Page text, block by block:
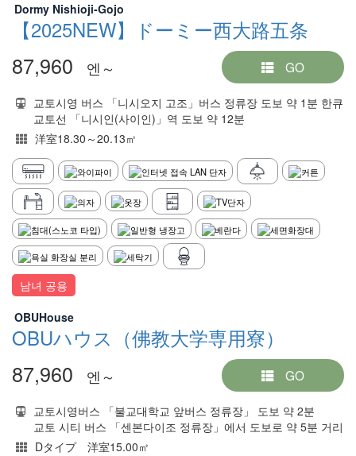
Dormy Nishioji-Gojo
【2025NEW】ドーミー西大路五条
87,960 엔～ GO
교토시영 버스 「니시오지 고조」버스 정류장 도보 약 1분 한큐
교토선 「니시인(사이인)」역 도보 약 12분
洋室18.30～20.13㎡
남녀 공용
OBUHouse
OBUハウス（佛教大学専用寮）
87,960 엔～ GO
교토시영버스 「불교대학교 앞버스 정류장」 도보 약 2분
교토 시티 버스 「센본다이조 정류장」에서 도보로 약 5분 거리
Dタイプ 洋室15.00㎡